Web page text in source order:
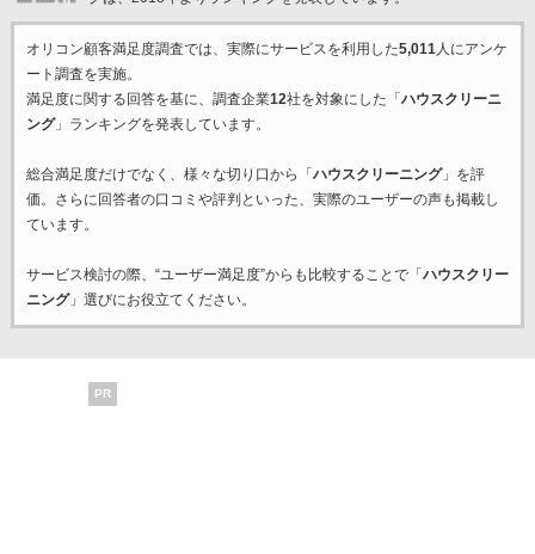
オリコン顧客満足度調査では、実際にサービスを利用した5,011人にアンケ
ート調査を実施。
満足度に関する回答を基に、調査企業12社を対象にした「 ハウスクリーニ
ング」ランキングを発表しています。
総合満足度だけでなく、様々な切り口から「 ハウスクリーニング」を評
価。さらに回答者の口コミや評判といった、実際のユーザーの声も掲載し
ています。
サービス検討の際、“ユーザー満足度”からも比較することで「 ハウスクリー
ニング」選びにお役立てください。
PR